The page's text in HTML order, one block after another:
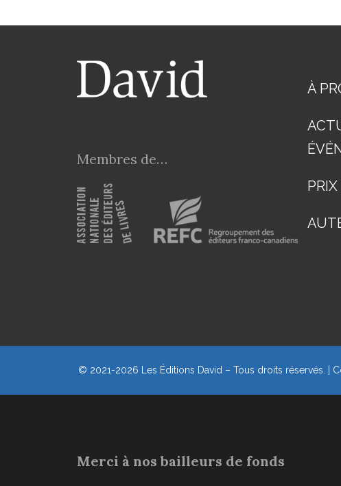
Membres de…
À
© 2021-2026 Les Éditions David – Tous droits réservés. |
Merci à nos bailleurs de fonds